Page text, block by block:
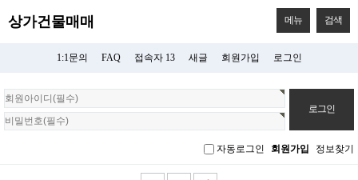
상가건물매매 메뉴 검색
1:1문의 FAQ 접속자 13 새글 회원가입 로그인
회
원
로
자동로그인 회원가입 정보찾기